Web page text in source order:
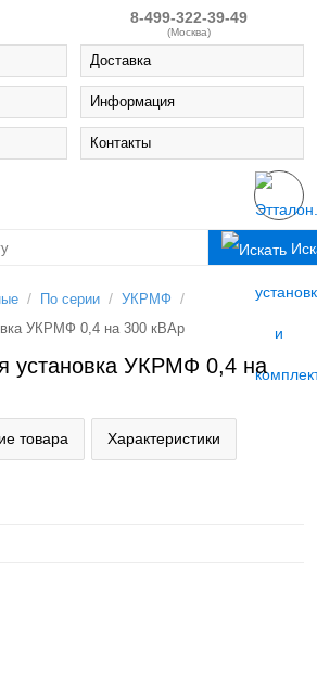
8-499-322-39-49
(Москва)
Доставка
Информация
Контакты
/ По серии / УКРМФ /
УКРМФ 0,4 на 300 кВАр
установка УКРМФ 0,4 на
товара Характеристики